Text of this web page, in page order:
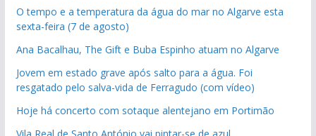
O tempo e a temperatura da água do mar no Algarve esta
sexta-feira (7 de agosto)
Ana Bacalhau, The Gift e Buba Espinho atuam no Algarve
Jovem em estado grave após salto para a água. Foi
resgatado pelo salva-vida de Ferragudo (com vídeo)
Hoje há concerto com sotaque alentejano em Portimão